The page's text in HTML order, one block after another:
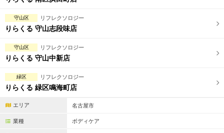
フットバスあり
専用駐車場あり
スタッフ指名可
駅から徒歩5分以内
こだわり条件を変更
守山区 リフレクソロジー
りらくる 守山志段味店
守山区 リフレクソロジー
りらくる 守山中新店
緑区 リフレクソロジー
りらくる 緑区鳴海町店
エリア 名古屋市
業種 ボディケア